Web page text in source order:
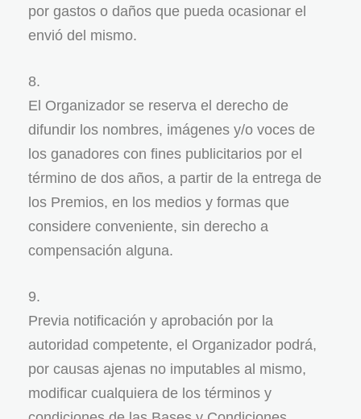
por gastos o daños que pueda ocasionar el
envió del mismo.
El Organizador se reserva el derecho de
difundir los nombres, imágenes y/o voces de
los ganadores con fines publicitarios por el
término de dos años, a partir de la entrega de
los Premios, en los medios y formas que
considere conveniente, sin derecho a
compensación alguna.
Previa notificación y aprobación por la
autoridad competente, el Organizador podrá,
por causas ajenas no imputables al mismo,
modificar cualquiera de los términos y